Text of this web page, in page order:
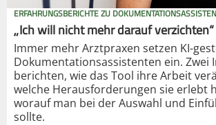
ERFAHRUNGSBERICHTE ZU
„Ich will nicht mehr darauf verzichten“
Immer mehr Arztpraxen setzen KI-
Dokumentationsassistenten ein. Zwei
berichten, wie das Tool ihre Arbeit
welche Herausforderungen sie erlebt
worauf man bei der Auswahl und
sollte.